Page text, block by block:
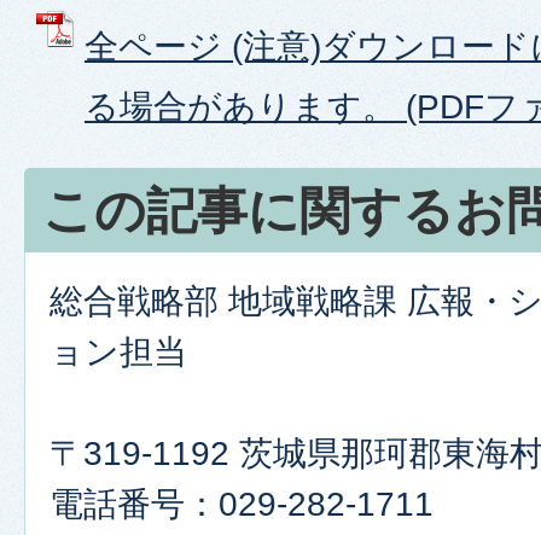
全ページ (注意)ダウンロー
る場合があります。 (PDFフ
この記事に関するお
総合戦略部 地域戦略課 広報・
ョン担当
〒319-1192 茨城県那珂郡東海
電話番号：029-282-1711